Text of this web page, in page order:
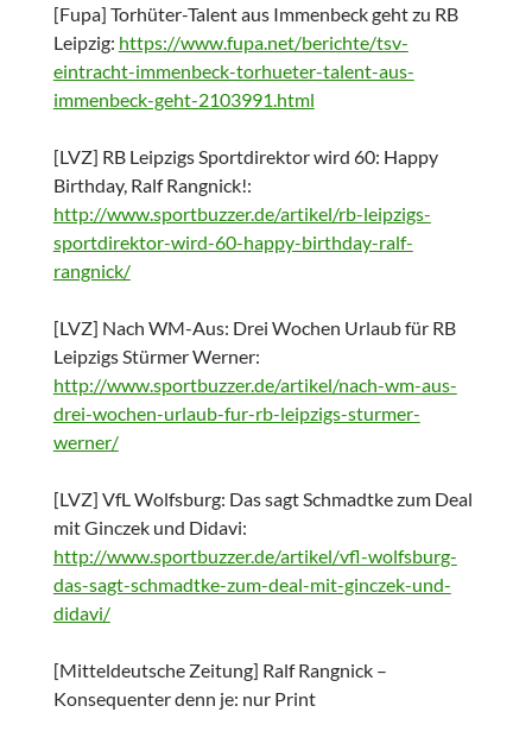
[Fupa] Torhüter-Talent aus Immenbeck geht zu RB
Leipzig: https://www.fupa.net/berichte/tsv-
eintracht-immenbeck-torhueter-talent-aus-
immenbeck-geht-2103991.html
[LVZ] RB Leipzigs Sportdirektor wird 60: Happy
Birthday, Ralf Rangnick!:
http://www.sportbuzzer.de/artikel/rb-leipzigs-
sportdirektor-wird-60-happy-birthday-ralf-
rangnick/
[LVZ] Nach WM-Aus: Drei Wochen Urlaub für RB
Leipzigs Stürmer Werner:
http://www.sportbuzzer.de/artikel/nach-wm-aus-
drei-wochen-urlaub-fur-rb-leipzigs-sturmer-
werner/
[LVZ] VfL Wolfsburg: Das sagt Schmadtke zum Deal
mit Ginczek und Didavi:
http://www.sportbuzzer.de/artikel/vfl-wolfsburg-
das-sagt-schmadtke-zum-deal-mit-ginczek-und-
didavi/
[Mitteldeutsche Zeitung] Ralf Rangnick –
Konsequenter denn je: nur Print